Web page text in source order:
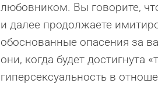
любовником. Вы говорите,
и далее продолжаете
обоснованные опасения за
они, когда будет достигнута
гиперсексуальность в